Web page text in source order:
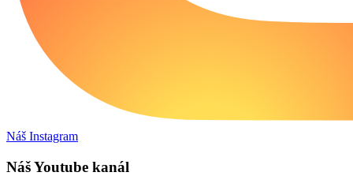
Náš Instagram
Náš Youtube kanál